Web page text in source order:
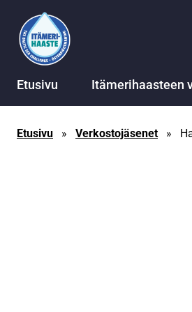
Siirry sisältöön
Etusivu Itämerihaasteen
Etusivu » Verkostojäsenet »